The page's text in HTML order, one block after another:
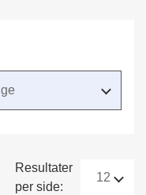
Resultater
per side: